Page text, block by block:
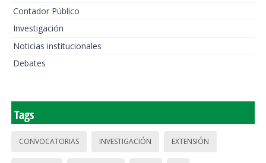
Contador Público
Investigación
Noticias institucionales
Debates
Tags
CONVOCATORIAS INVESTIGACIÓN EXTENSIÓN